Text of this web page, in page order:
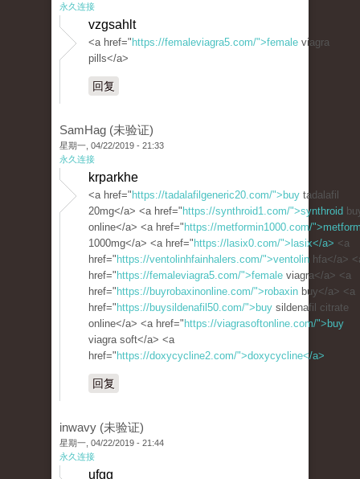
永久连接
vzgsahlt
<a href=" https://femaleviagra5.com/">female viagra
pills</a>
回复
SamHag (未验证)
星期一, 04/22/2019 - 21:33
永久连接
krparkhe
<a href=" https://tadalafilgeneric20.com/">buy tadalafil
20mg</a> <a href=" https://synthroid1.com/">synthroid
online</a> <a href=" https://metformin1000.com/
1000mg</a> <a href=" https://lasix0.com/">lasix</a> <a
href=" https://ventolinhfainhalers.com/">ventolin hfa</a>
href=" https://femaleviagra5.com/">female viagra</a> <a
href=" https://buyrobaxinonline.com/">robaxin buy</a> <a
href=" https://buysildenafil50.com/">buy sildenafil citrate
online</a> <a href=" https://viagrasoftonline.com/">buy
viagra soft</a> <a
href=" https://doxycycline2.com/">doxycycline</a>
回复
inwavy (未验证)
星期一, 04/22/2019 - 21:44
永久连接
ufgg